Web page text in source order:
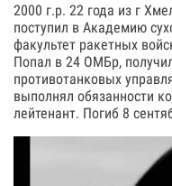
2000 г.р. 22 года из г
поступил в Академию
факультет ракетных
Попал в 24 ОМБр,
противотанковых
выполнял обязанности
лейтенант. Погиб 8